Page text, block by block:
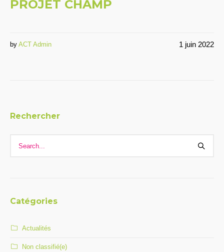
PROJET CHAMP
1 juin 2022
by ACT Admin
Rechercher
Catégories
Actualités
Non classifié(e)